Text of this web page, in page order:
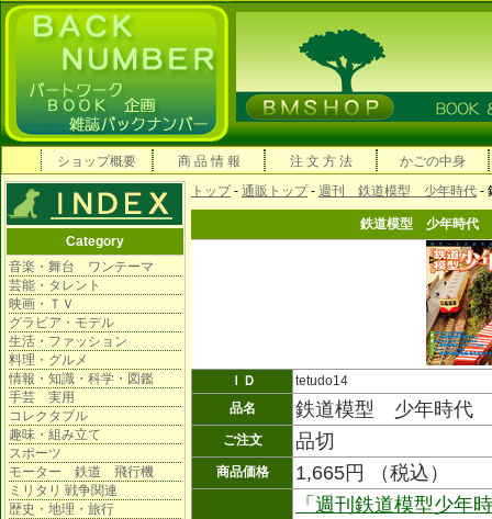
ショップ概要 商 品 情 報 注 文 方 法 かごの中身
Category
音楽・舞台 ワンテーマ
芸能・タレント
映画・ＴＶ
グラビア・モデル
生活・ファッション
料理・グルメ
情報・知識・科学・図鑑
手芸 実用
コレクタブル
趣味・組み立て
スポーツ
モーター 鉄道 飛行機
ミリタリ 戦争関連
歴史・地理・旅行
トップ- 通販トップ- 週刊 鉄道模型 少年時代 -
鉄道模型 少年時代
ＩＤ
tetudo14
品名
鉄道模型 少年時代
ご注文 品切
商品価格 1,665円 （税込）
「週刊鉄道模型少年